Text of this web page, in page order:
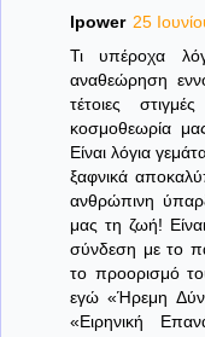
lpower 25
Τι υπέροχα
αναθεώρηση
τέτοιες
κοσμοθεωρία
Είναι λόγια
ξαφνικά
ανθρώπινη
μας τη ζωή!
σύνδεση με το
το προορισμό
εγώ «Ήρεμη
«Ειρηνική